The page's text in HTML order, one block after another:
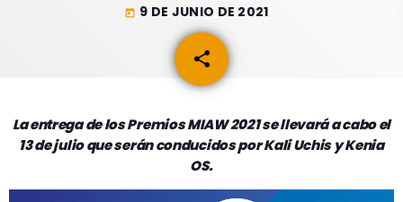
ACTUALIDAD
ESPECTÁCULOS
PROGRAMACIÓN
today 9 DE JUNIO DE 2021
share
email
La entrega de los Premios MIAW 2021 se llevará a cabo el
13 de julio que serán conducidos por Kali Uchis y Kenia
OS.